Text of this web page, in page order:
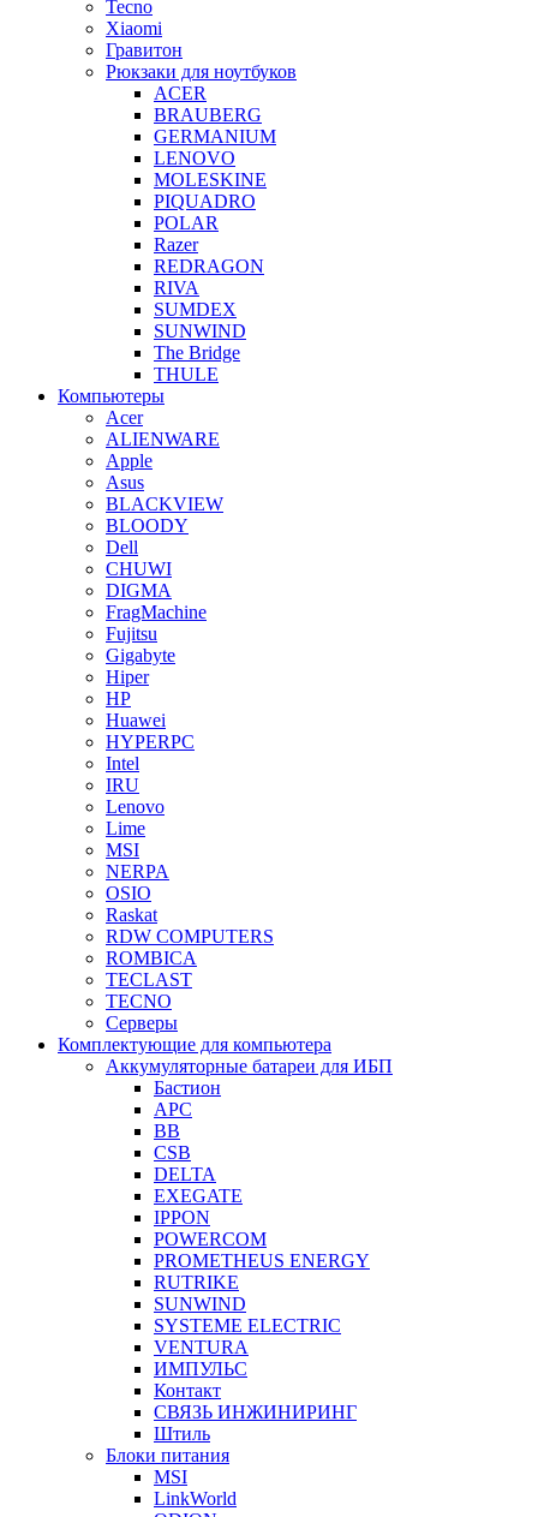
Tecno
Xiaomi
Гравитон
Рюкзаки для ноутбуков
ACER
BRAUBERG
GERMANIUM
LENOVO
MOLESKINE
PIQUADRO
POLAR
Razer
REDRAGON
RIVA
SUMDEX
SUNWIND
The Bridge
THULE
Компьютеры
Acer
ALIENWARE
Apple
Asus
BLACKVIEW
BLOODY
Dell
CHUWI
DIGMA
FragMachine
Fujitsu
Gigabyte
Hiper
HP
Huawei
HYPERPC
Intel
IRU
Lenovo
Lime
MSI
NERPA
OSIO
Raskat
RDW COMPUTERS
ROMBICA
TECLAST
TECNO
Серверы
Комплектующие для компьютера
Аккумуляторные батареи для ИБП
Бастион
APC
BB
CSB
DELTA
EXEGATE
IPPON
POWERCOM
PROMETHEUS ENERGY
RUTRIKE
SUNWIND
SYSTEME ELECTRIC
VENTURA
ИМПУЛЬС
Контакт
СВЯЗЬ ИНЖИНИРИНГ
Штиль
Блоки питания
MSI
LinkWorld